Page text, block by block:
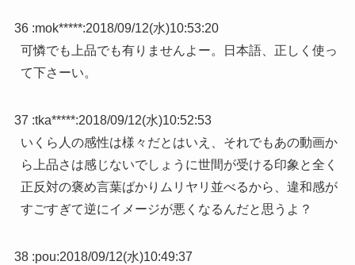
36 :mok*****:2018/09/12(水)10:53:20
可憐でも上品でも有りませんよー。日本語、正しく使っ
て下さーい。
37 :tka*****:2018/09/12(水)10:52:53
いくら人の感性は様々だとはいえ、それでもあの動画か
ら上品さは感じないでしょうに世間が受ける印象と全く
正反対の褒め言葉ばかりムリヤリ並べるから、違和感が
すごすぎて逆にイメージが悪くなるんだと思うよ？
38 :pou:2018/09/12(水)10:49:37